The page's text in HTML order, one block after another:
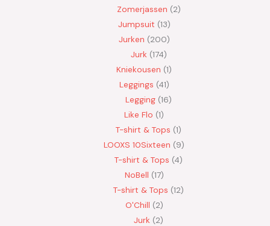
Zomerjassen 2
Jumpsuit 13
Jurken 200
Jurk 174
Kniekousen 1
Leggings 41
Legging 16
Like Flo 1
T-shirt & Tops 1
LOOXS 10Sixteen
9
T-shirt & Tops 4
NoBell 17
T-shirt & Tops 12
O'Chill 2
Jurk 2